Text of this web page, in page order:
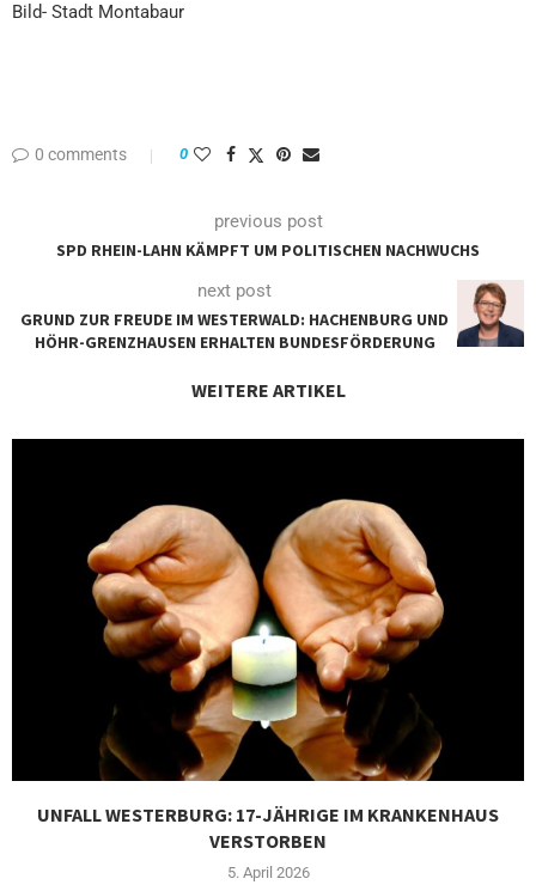
Bild- Stadt Montabaur
0 comments 0
previous post
SPD RHEIN-LAHN KÄMPFT UM POLITISCHEN NACHWUCHS
next post
GRUND ZUR FREUDE IM WESTERWALD: HACHENBURG UND
HÖHR-GRENZHAUSEN ERHALTEN BUNDESFÖRDERUNG
WEITERE ARTIKEL
UNFALL WESTERBURG: 17-JÄHRIGE IM KRANKENHAUS
VERSTORBEN
5. April 2026